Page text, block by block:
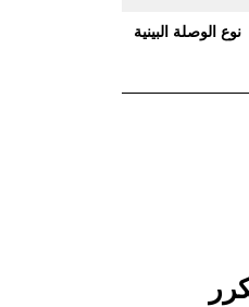
نوع الوصلة البينية